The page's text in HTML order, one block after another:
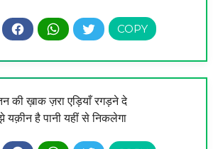
की ख़ाक ज़रा एड़ियाँ रगड़ने दे
यक़ीन है पानी यहीं से निकलेगा